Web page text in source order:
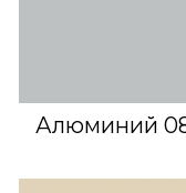
Алюминий